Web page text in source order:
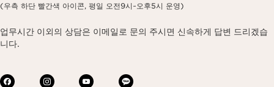
(우측 하단 빨간색 아이콘, 평일 오전9시~오후5시 운영)
업무시간 이외의 상담은 이메일로 문의 주시면 신속하게 답변 드리겠습
니다.